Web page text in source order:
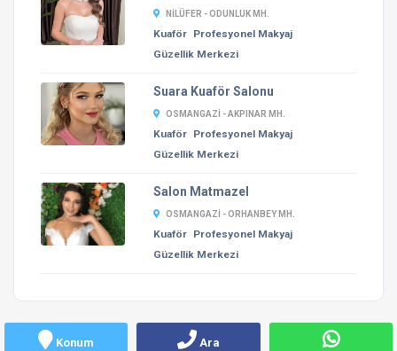
Konum Ara
NILÜFER - ODUNLUK MH.
Kuaför Profesyonel Makyaj
Güzellik Merkezi
Suara Kuaför Salonu
OSMANGAZI - AKPINAR MH.
Kuaför Profesyonel Makyaj
Güzellik Merkezi
Salon Matmazel
OSMANGAZI - ORHANBEY MH.
Kuaför Profesyonel Makyaj
Güzellik Merkezi